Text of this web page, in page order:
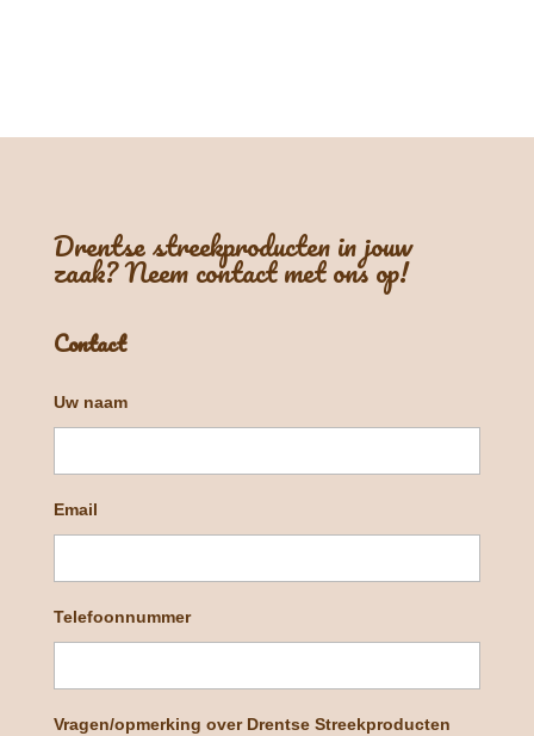
Drentse streekproducten in jouw
zaak? Neem contact met ons op!
Contact
Uw naam
Email
Telefoonnummer
Vragen/opmerking over Drentse Streekproducten